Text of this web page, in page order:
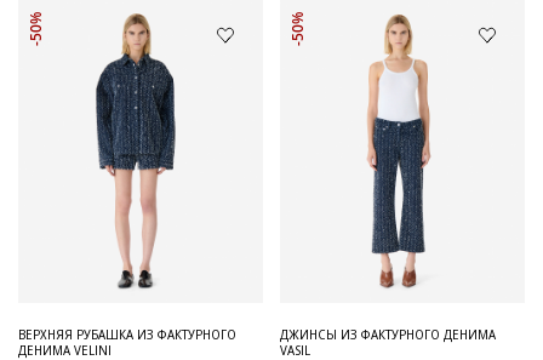
-50%
ВЕРХНЯЯ РУБАШКА ИЗ ФАКТУРНОГО
ДЕНИМА VELINI
-50%
ДЖИНСЫ ИЗ ФАКТУРНОГО ДЕНИМА
VASIL